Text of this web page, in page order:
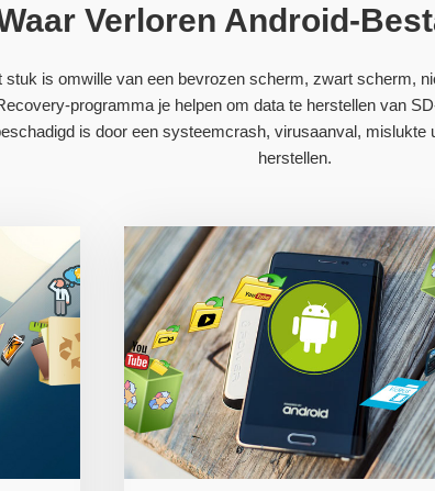
Verloren Android-
stuk is omwille van een bevrozen scherm, zwart scherm,
programma je helpen om data te herstellen van
is door een systeemcrash, virusaanval, mislukte
herstellen.